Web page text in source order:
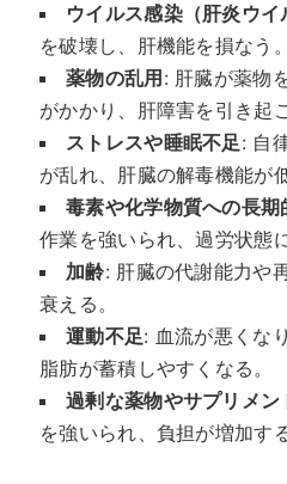
ウイルス感染（肝炎ウイ
を破壊し、肝機能を損なう。
薬物の乱用 : 肝臓が薬物
がかかり、肝障害を引き起
ストレスや睡眠不足: 自
が乱れ、肝臓の解毒機能が
毒素や化学物質への長期
作業を強いられ、過労状態
加齢: 肝臓の代謝能力や
衰える。
運動不足: 血流が悪くな
脂肪が蓄積しやすくなる。
過剰な薬物やサプリメン
を強いられ、負担が増加する